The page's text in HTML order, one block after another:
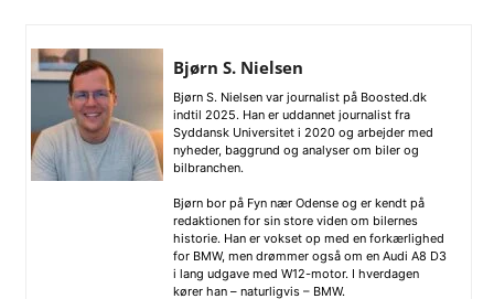
Bjørn S. Nielsen
Bjørn S. Nielsen var journalist på Boosted.dk
indtil 2025. Han er uddannet journalist fra
Syddansk Universitet i 2020 og arbejder med
nyheder, baggrund og analyser om biler og
bilbranchen.
Bjørn bor på Fyn nær Odense og er kendt på
redaktionen for sin store viden om bilernes
historie. Han er vokset op med en forkærlighed
for BMW, men drømmer også om en Audi A8 D3
i lang udgave med W12-motor. I hverdagen
kører han – naturligvis – BMW.